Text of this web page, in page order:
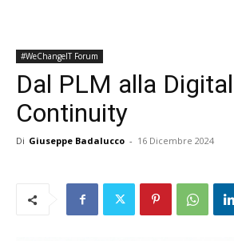
#WeChangeIT Forum
Dal PLM alla Digital
Continuity
Di Giuseppe Badalucco - 16 Dicembre 2024